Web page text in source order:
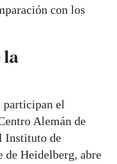
con los
la
participan el
Alemán de
Instituto de
de Heidelberg, abre